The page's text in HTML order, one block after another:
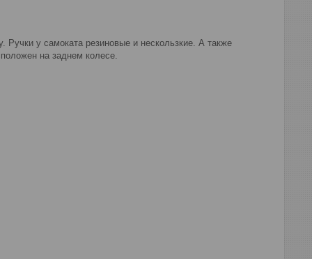
Ручки у самоката резиновые и нескользкие. А также
на заднем колесе.